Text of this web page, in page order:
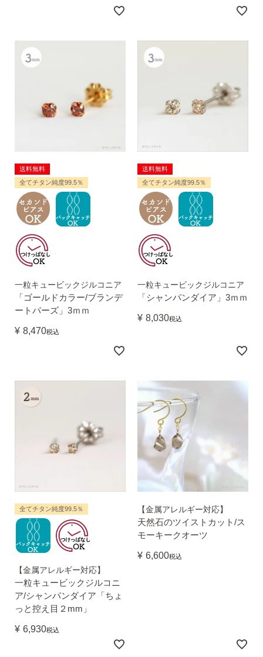
季節ごとにリボンのカラーが変わる「特性ピアスケース」
ド」を同封いたします。
詳しく見る
SNS 時々更新中です。
ピアスの通販ショップ
ようこそ！！なでしこスタイルへ！
ピアスホールアドバイザー
送料無料
全てチタン純度99.5％
一粒キュービックジルコニア
「ゴールドカラー/ブランデ
ートパーズ」3ｍｍ
¥ 8,470税込
送料無料
全てチタン純度99.5％
一粒キュービックジルコニア
「シャンパンダイア」3ｍｍ
¥ 8,030税込
全てチタン純度99.5％
【金属アレルギー対応】
一粒キュービックジルコニ
ア/シャンパンダイア「ちょ
っと控え目２mm」
¥ 6,930税込
【金属アレルギー対応】
天然石のツイストカット/ス
モーキークオーツ
¥ 6,600税込